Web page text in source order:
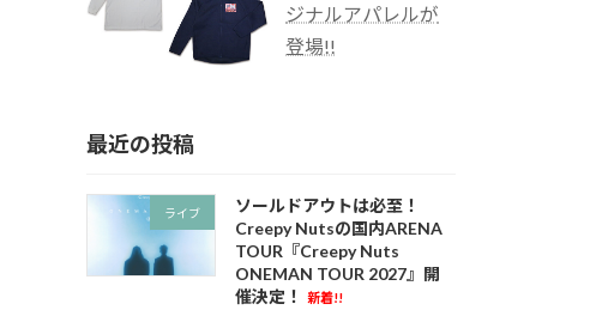
ジナルアパレルが
登場!!
最近の投稿
ライブ
ソールドアウトは必至！
Creepy Nutsの国内ARENA
TOUR『Creepy Nuts
ONEMAN TOUR 2027』開
催決定！
新着!!